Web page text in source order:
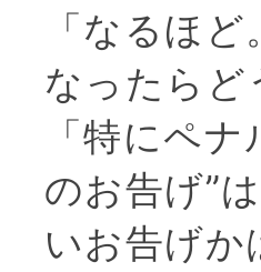
「なるほ
なったらど
「特にペ
のお告げ”
いお告げ